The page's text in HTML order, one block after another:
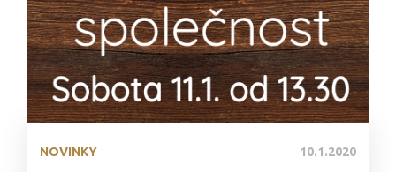
NOVINKY 10.1.2020